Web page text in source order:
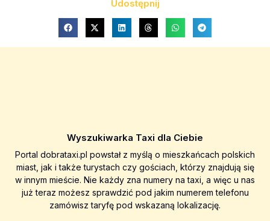
Udostępnij
Wyszukiwarka Taxi dla Ciebie
Portal dobrataxi.pl powstał z myślą o mieszkańcach polskich
miast, jak i także turystach czy gościach, którzy znajdują się
w innym mieście. Nie każdy zna numery na taxi, a więc u nas
już teraz możesz sprawdzić pod jakim numerem telefonu
zamówisz taryfę pod wskazaną lokalizację.